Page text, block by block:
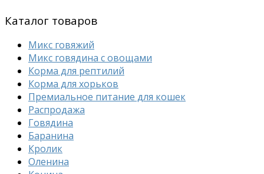
Каталог товаров
Микс говяжий
Микс говядина с овощами
Корма для рептилий
Корма для хорьков
Премиальное питание для кошек
Распродажа
Говядина
Баранина
Кролик
Оленина